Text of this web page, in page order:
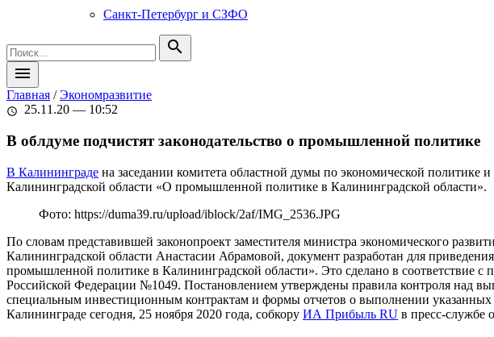
Санкт-Петербург и СЗФО
search
menu
Главная /Экономразвитие
schedule 25.11.20 — 10:52
В облдуме подчистят законодательство о промышленной политике
В Калининграде на заседании комитета областной думы по экономической политике
Калининградской области «О промышленной политике в Калининградской области».
Фото: https://duma39.ru/upload/iblock/2af/IMG_2536.JPG
По словам представившей законопроект заместителя министра экономического
Калининградской области Анастасии Абрамовой, документ разработан для
промышленной политике в Калининградской области». Это сделано в соответствие с
Российской Федерации №1049. Постановлением утверждены правила контроля над
специальным инвестиционным контрактам и формы отчетов о выполнении указанных
Калининграде сегодня, 25 ноября 2020 года, собкору ИА Прибыль RU в пресс-службе